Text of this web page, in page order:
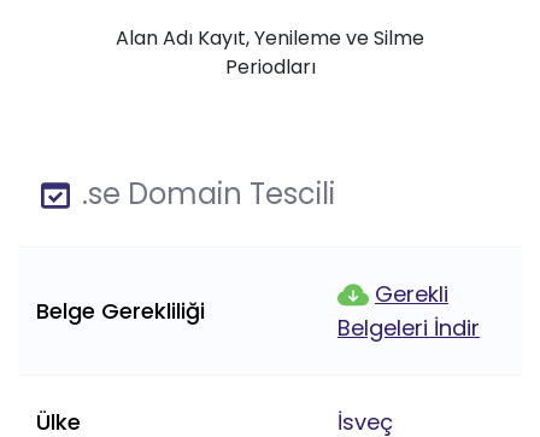
Alan Adı Kayıt, Yenileme ve Silme
Periodları
.se Domain Tescili
Belge Gerekliliği
Gerekli
Belgeleri İndir
Ülke İsveç